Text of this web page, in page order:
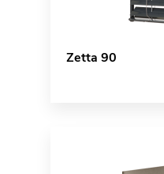
Zetta 90